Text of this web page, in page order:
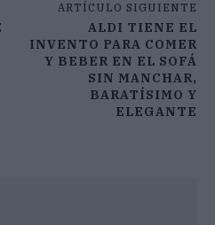
ARTÍCULO SIGUIENTE
ALDI TIENE EL
INVENTO PARA COMER
Y BEBER EN EL SOFÁ
SIN MANCHAR,
BARATÍSIMO Y
ELEGANTE